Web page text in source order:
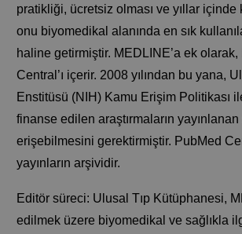
pratikliği, ücretsiz olması ve yıllar içinde
onu biyomedikal alanında en sık
haline getirmiştir. MEDLINE’a ek olarak,
Central’ı içerir. 2008 yılından bu yana,
Enstitüsü (NIH) Kamu Erişim Politikası
finanse edilen araştırmaların yayınlanan
erişebilmesini gerektirmiştir. PubMed
yayınların arşividir.
Editör süreci: Ulusal Tıp Kütüphanesi,
edilmek üzere biyomedikal ve sağlıkla